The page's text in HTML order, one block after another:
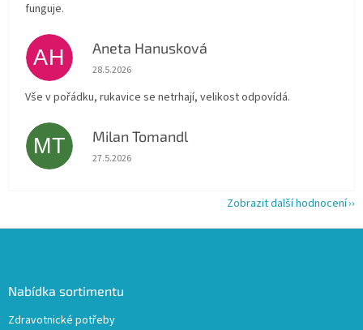
funguje.
AH Aneta Hanusková
Hodnocení obchodu je 5 z 5 hvězdiček.
28.5.2026
Vše v pořádku, rukavice se netrhají, velikost odpovídá.
MT Milan Tomandl
Hodnocení obchodu je 5 z 5 hvězdiček.
27.5.2026
Zobrazit další hodnocení
Nabídka sortimentu
Zdravotnické potřeby